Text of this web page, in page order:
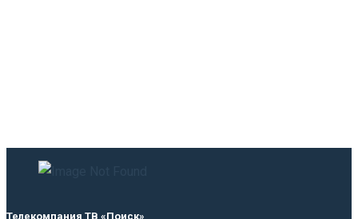
Телекомпания ТВ «Поиск»